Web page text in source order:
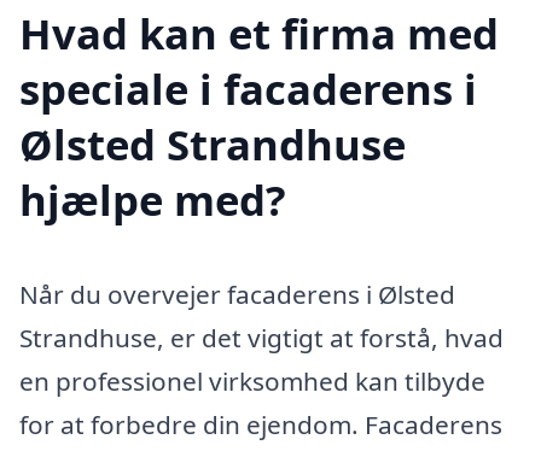
Hvad kan et firma med
speciale i facaderens i
Ølsted Strandhuse
hjælpe med?
Når du overvejer facaderens i Ølsted
Strandhuse, er det vigtigt at forstå, hvad
en professionel virksomhed kan tilbyde
for at forbedre din ejendom. Facaderens